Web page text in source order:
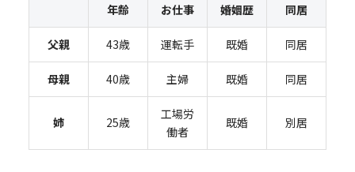
年齢 お仕事 婚姻歴 同居
父親 43歳 運転手 既婚 同居
母親 40歳 主婦 既婚 同居
姉 25歳
工場労
働者
既婚 別居